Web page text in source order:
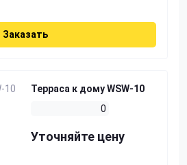
Заказать
Терраса к дому WSW-10
0
Уточняйте цену